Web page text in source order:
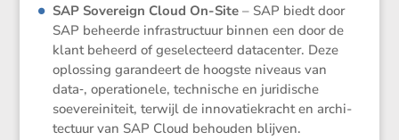
SAP Sovereign Cloud On-Site – SAP biedt door
SAP beheerde infra­struc­tuur binnen een door de
klant beheerd of geselec­teerd datacenter. Deze
oplos­sing garan­deert de hoogste niveaus van
data‑, opera­ti­o­nele, techni­sche en juridi­sche
soeve­rei­ni­teit, terwijl de innova­tie­kracht en archi­
tec­tuur van SAP Cloud behouden blijven.